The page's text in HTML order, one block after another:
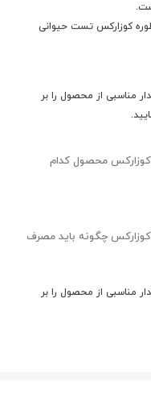
کوزارکس تست حیوانی
مناسبی از محصول را بر
محصول کدام
چگونه باید مصرف
مناسبی از محصول را بر